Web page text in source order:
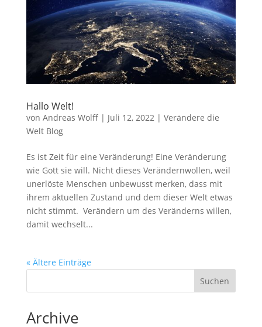
Hallo Welt!
von Andreas Wolff| Juli 12, 2022| Verändere die
Welt Blog
Es ist Zeit für eine Veränderung! Eine Veränderung
wie Gott sie will. Nicht dieses Verändernwollen, weil
unerlöste Menschen unbewusst merken, dass mit
ihrem aktuellen Zustand und dem dieser Welt etwas
nicht stimmt. Verändern um des Veränderns willen,
damit wechselt...
« Ältere Einträge
Suchen
Archive